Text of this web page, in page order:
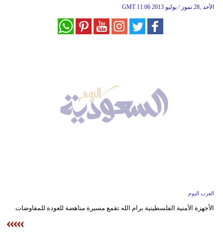
علوم
GMT 11:06 2013 الأحد ,28 تموز / يوليو
العرب اليوم
الأجهزة الأمنية الفلسطينية برام الله تقمع مسيرة مناهضة للعودة للمفاوضات.